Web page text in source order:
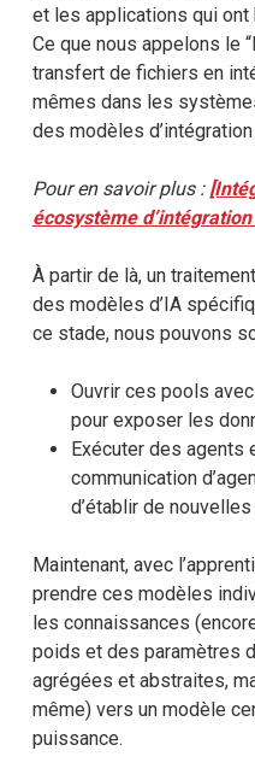
et les applications qui
Ce que nous appelons le
transfert de fichiers en
mêmes dans les
des modèles
Pour en savoir plus :
écosystème
À partir de là, un
des modèles d’IA
ce stade, nous pouvons
Ouvrir ces pools
pour exposer les
Exécuter des agents
communication
d’établir de
Maintenant, avec
prendre ces modèles
les connaissances
poids et des paramètres
agrégées et abstraites,
même) vers un modèle
puissance.